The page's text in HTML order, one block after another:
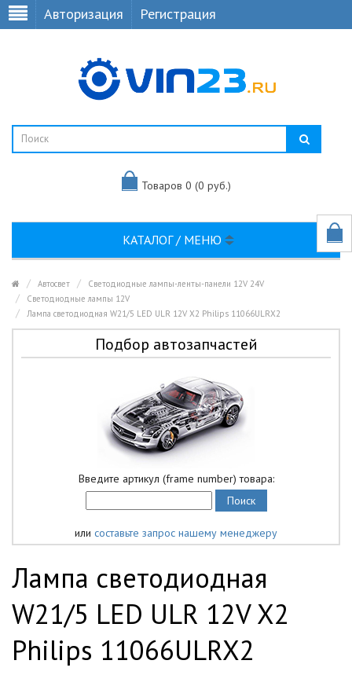
Авторизация Регистрация
Товаров 0 (0 руб.)
КАТАЛОГ / МЕНЮ
Автосвет
Светодиодные лампы-ленты-панели 12V 24V
Светодиодные лампы 12V
Лампа светодиодная W21/5 LED ULR 12V X2 Philips 11066ULRX2
Подбор автозапчастей
Введите артикул (frame number) товара:
или составьте запрос нашему менеджеру
Лампа светодиодная
W21/5 LED ULR 12V X2
Philips 11066ULRX2